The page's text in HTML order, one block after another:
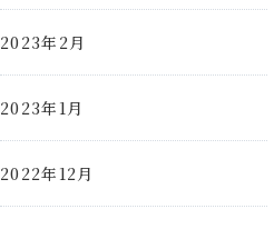
2023年2月
2023年1月
2022年12月